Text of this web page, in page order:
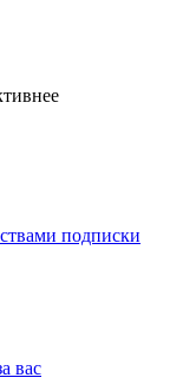
подписки
вас